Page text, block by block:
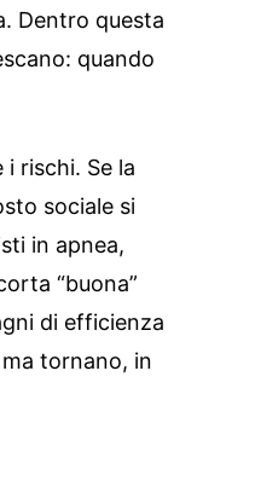
Dentro questa
quando
rischi. Se la
sociale si
in apnea,
“buona”
di efficienza
tornano, in